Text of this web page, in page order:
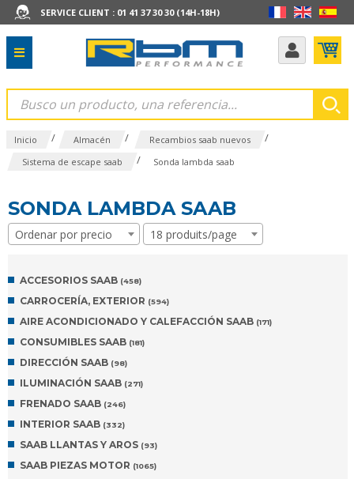
SERVICE CLIENT : 01 41 37 30 30 (14H-18H)
Inicio / Almacén / Recambios saab nuevos /
Sistema de escape saab / Sonda lambda saab
SONDA LAMBDA SAAB
Ordenar por precio 18 produits/page
ACCESORIOS SAAB (458)
CARROCERÍA, EXTERIOR (594)
AIRE ACONDICIONADO Y CALEFACCIÓN SAAB (171)
CONSUMIBLES SAAB (181)
DIRECCIÓN SAAB (98)
ILUMINACIÓN SAAB (271)
FRENADO SAAB (246)
INTERIOR SAAB (332)
SAAB LLANTAS Y AROS (93)
SAAB PIEZAS MOTOR (1065)